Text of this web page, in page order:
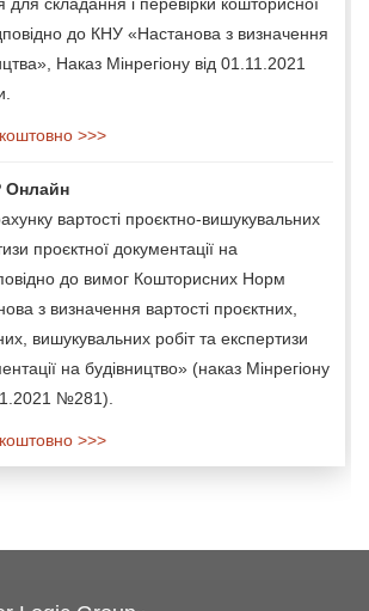
до КНУ «Настанова з визначення
Наказ Мінрегіону від 01.11.2021
>>>
Онлайн
вартості проєктно-вишукувальних
проєктної документації на
до вимог Кошторисних Норм
з визначення вартості проєктних,
вишукувальних робіт та експертизи
на будівництво» (наказ Мінрегіону
№281).
>>>